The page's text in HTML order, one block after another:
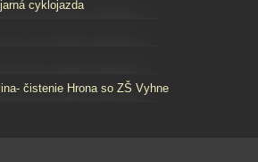
cyklojazda
čistenie Hrona so ZŠ Vyhne